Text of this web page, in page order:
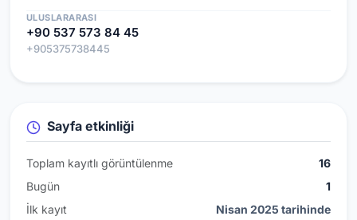
ULUSLARARASI
+90 537 573 84 45
+905375738445
Sayfa etkinliği
Toplam kayıtlı görüntülenme
16
Bugün
1
İlk kayıt
Nisan 2025 tarihinde